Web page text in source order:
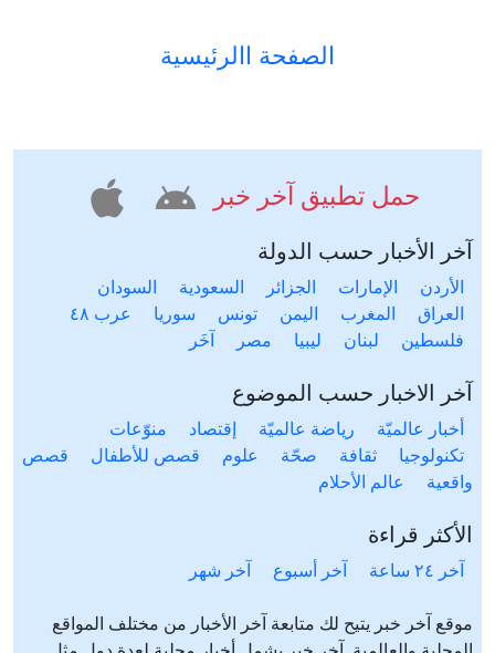
الصفحة االرئيسية
حمل تطبيق آخر خبر
آخر الأخبار حسب الدولة
الأردن الإمارات الجزائر السعودية
السودان
العراق
المغرب اليمن تونس سوريا
عرب ٤٨
فلسطين
لبنان ليبيا مصر آخَر
آخر الاخبار حسب الموضوع
أخبار عالميّة رياضة عالميّة إقتصاد
منوّعات
تكنولوجيا
ثقافة صحّة علوم قصص للأطفال
قصص
واقعية
عالم الأحلام
الأكثر قراءة
آخر ٢٤ ساعة آخر أسبوع آخر شهر
موقع آخر خبر يتيح لك متابعة آخر الأخبار من مختلف المواقع